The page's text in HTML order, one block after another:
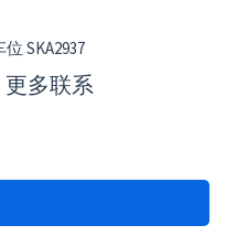
SKA2937
多联系